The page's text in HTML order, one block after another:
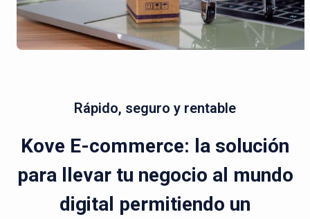
Rápido, seguro y rentable
Kove E-commerce: la solución
para llevar tu negocio al mundo
digital permitiendo un